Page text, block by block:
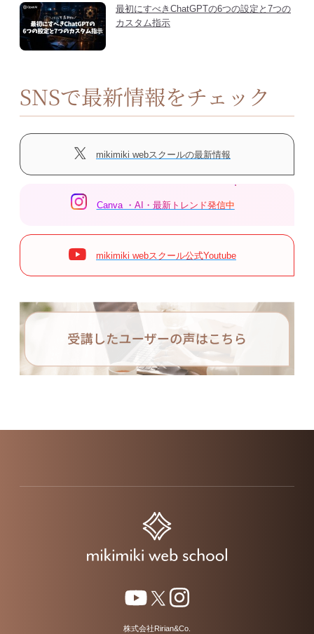
最初にすべきChatGPTの6つの設定と7つの
カスタム指示
SNSで最新情報をチェック
mikimiki webスクールの最新情報
Canva ・AI・最新トレンド発信中
mikimiki webスクール公式Youtube
株式会社Ririan&Co.